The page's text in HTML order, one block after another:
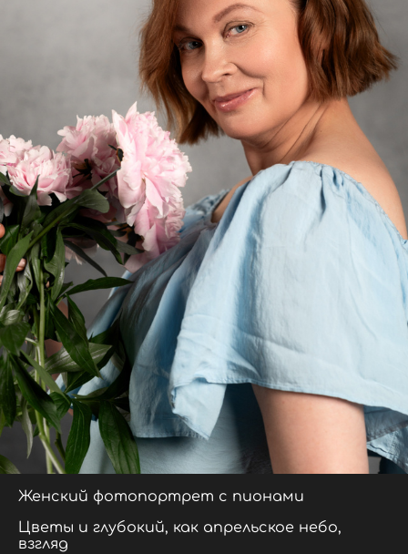
Женский фотопортрет с пионами
Цветы и глубокий, как апрельское небо,
взгляд